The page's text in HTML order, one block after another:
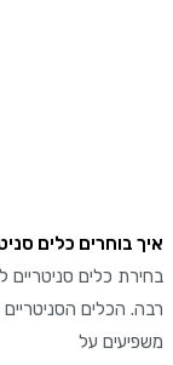
כלים
כלים סניטריים
הסניטריים הם
על